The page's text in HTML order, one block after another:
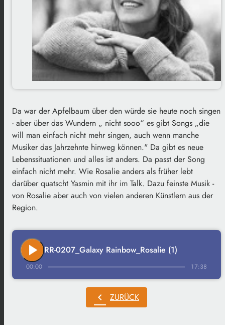
Da war der Apfelbaum über den würde sie heute noch singen
- aber über das Wundern „ nicht sooo“ es gibt Songs „die
will man einfach nicht mehr singen, auch wenn manche
Musiker das Jahrzehnte hinweg können." Da gibt es neue
Lebenssituationen und alles ist anders. Da passt der Song
einfach nicht mehr. Wie Rosalie anders als früher lebt
darüber quatscht Yasmin mit ihr im Talk. Dazu feinste Musik -
von Rosalie aber auch von vielen anderen Künstlern aus der
Region.
play_arrow RR-0207_Galaxy Rainbow_Rosalie (1)
00:00 17:38
chevron_left ZURÜCK